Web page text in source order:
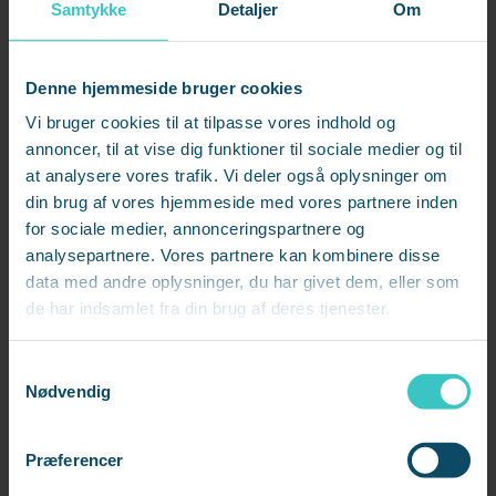
Samtykke Detaljer Om
Denne hjemmeside bruger cookies
Vi bruger cookies til at tilpasse vores indhold og
annoncer, til at vise dig funktioner til sociale medier og til
at analysere vores trafik. Vi deler også oplysninger om
din brug af vores hjemmeside med vores partnere inden
for sociale medier, annonceringspartnere og
analysepartnere. Vores partnere kan kombinere disse
data med andre oplysninger, du har givet dem, eller som
de har indsamlet fra din brug af deres tjenester.
Nødvendig
Præferencer